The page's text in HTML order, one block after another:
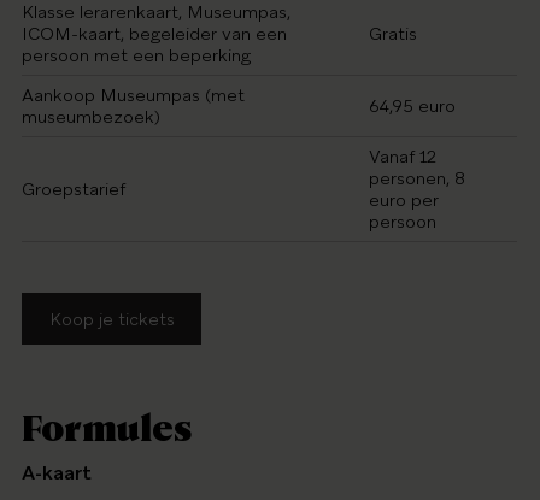
Klasse lerarenkaart, Museumpas,
ICOM-kaart, begeleider van een
persoon met een beperking
Gratis
Aankoop Museumpas (met
museumbezoek)
64,95 euro
Groepstarief
Vanaf 12
personen, 8
euro per
persoon
Koop je tickets
Formules
A-kaart